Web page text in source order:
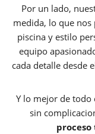
Por un lado,
medida, lo que
piscina y estilo
equipo
cada detalle desde
Y lo mejor de todo
sin